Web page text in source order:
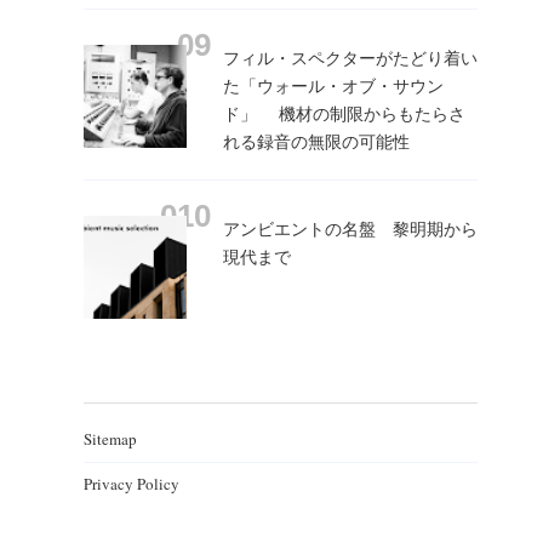
フィル・スペクターがたどり着い
た「ウォール・オブ・サウン
ド」 機材の制限からもたらさ
れる録音の無限の可能性
アンビエントの名盤 黎明期から
現代まで
Sitemap
Privacy Policy